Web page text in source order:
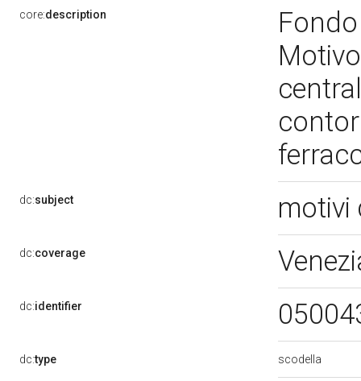
core:description
dc:subject motivi
dc:coverage
dc:identifier
dc:type scodella